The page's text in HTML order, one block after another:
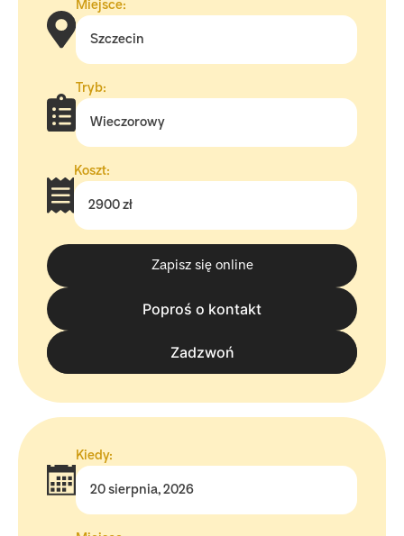
Miejsce:
Szczecin
Koszt:
2900 zł
Tryb:
Wieczorowy
Zapisz się online
Poproś o kontakt
Zadzwoń
tel. 570 570 050
Kiedy:
20 sierpnia, 2026